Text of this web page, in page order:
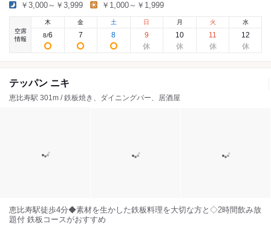
￥3,000～￥3,999 ￥1,000～￥1,999
空席
情報
木
8/6
金
7
土
8
日
9
月
10
火
11
水
12
テッパン ニキ
恵比寿駅 301m / 鉄板焼き、ダイニングバー、居酒屋
恵比寿駅徒歩4分◆素材を生かした鉄板料理を大切な方と◇2時間飲み放
題付 鉄板コースがおすすめ